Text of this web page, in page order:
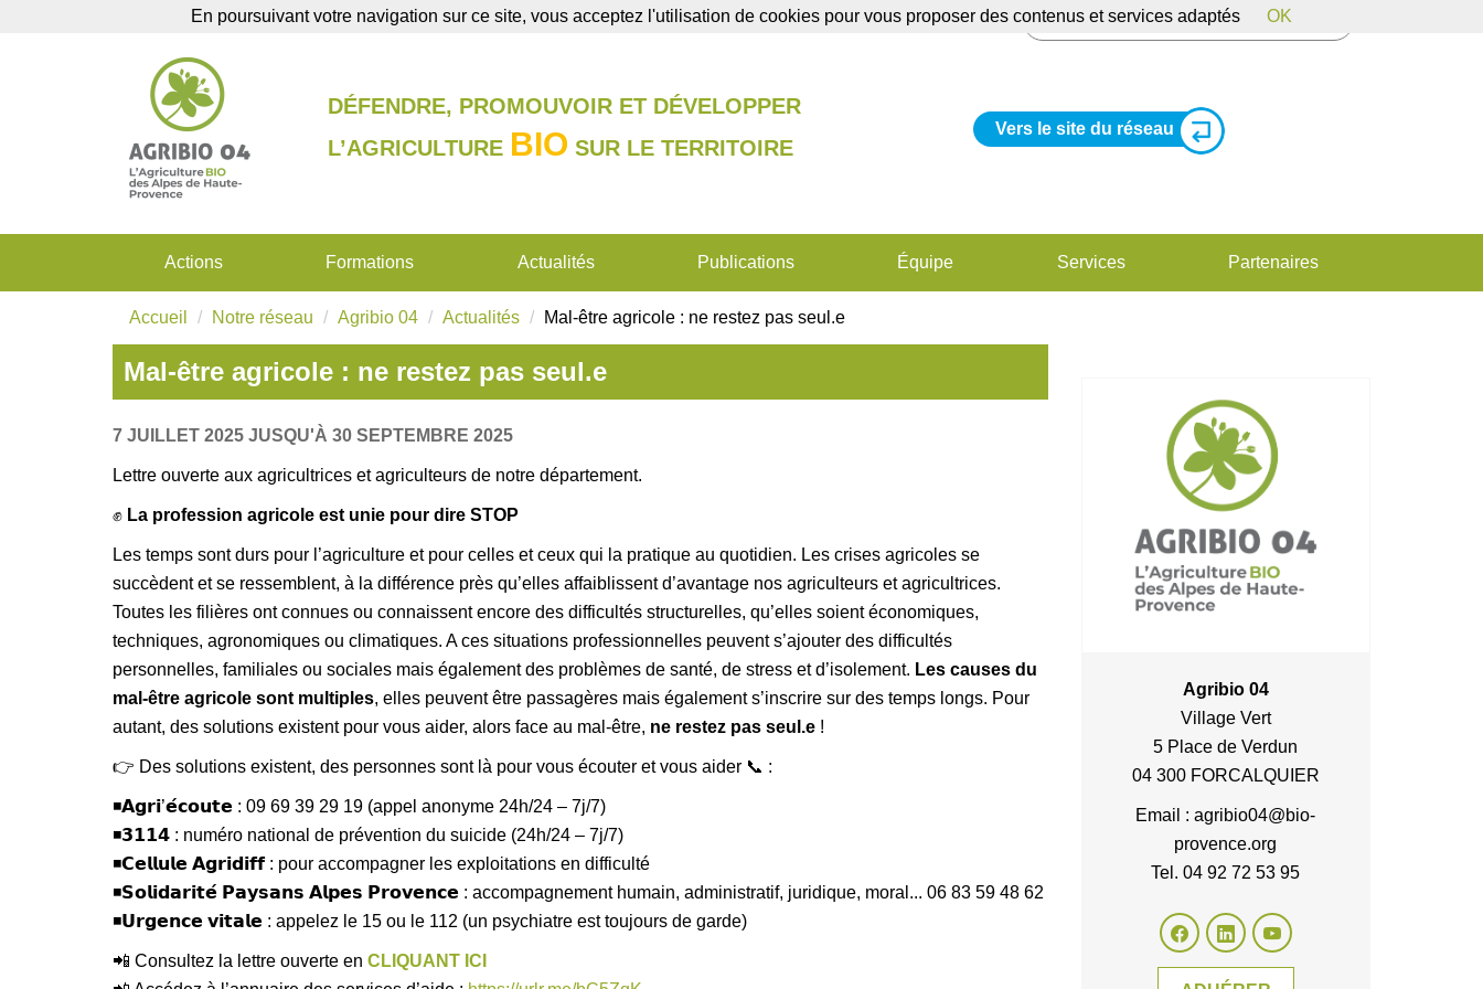
Agenda Annuaire Annonces Formations Publications
DÉFENDRE, PROMOUVOIR ET DÉVELOPPER
L’AGRICULTURE BIO SUR LE TERRITOIRE
Vers le site du réseau
Actions Formations Actualités Publications Équipe Services Partenaires
Accueil Notre réseau Agribio 04 Actualités Mal-être agricole : ne restez pas seul.e
Mal-être agricole : ne restez pas seul.e
7 JUILLET 2025 JUSQU'À 30 SEPTEMBRE 2025
Lettre ouverte aux agricultrices et agriculteurs de notre département.
✊ La profession agricole est unie pour dire STOP
Les temps sont durs pour l’agriculture et pour celles et ceux qui la pratique au quotidien. Les crises agricoles se
succèdent et se ressemblent, à la différence près qu’elles affaiblissent d’avantage nos agriculteurs et agricultrices.
Toutes les filières ont connues ou connaissent encore des difficultés structurelles, qu’elles soient économiques,
techniques, agronomiques ou climatiques. A ces situations professionnelles peuvent s’ajouter des difficultés
personnelles, familiales ou sociales mais également des problèmes de santé, de stress et d’isolement. Les causes du
mal-être agricole sont multiples, elles peuvent être passagères mais également s’inscrire sur des temps longs. Pour
autant, des solutions existent pour vous aider, alors face au mal-être, ne restez pas seul.e !
👉 Des solutions existent, des personnes sont là pour vous écouter et vous aider 📞 :
◾️𝗔𝗴𝗿𝗶’𝗲́𝗰𝗼𝘂𝘁𝗲 : 09 69 39 29 19 (appel anonyme 24h/24 – 7j/7)
◾𝟯𝟭𝟭𝟰 : numéro national de prévention du suicide (24h/24 – 7j/7)
◾️𝗖𝗲𝗹𝗹𝘂𝗹𝗲 𝗔𝗴𝗿𝗶𝗱𝗶𝗳𝗳 : pour accompagner les exploitations en difficulté
◾️𝗦𝗼𝗹𝗶𝗱𝗮𝗿𝗶𝘁𝗲́ 𝗣𝗮𝘆𝘀𝗮𝗻𝘀 𝗔𝗹𝗽𝗲𝘀 𝗣𝗿𝗼𝘃𝗲𝗻𝗰𝗲 : accompagnement humain, administratif, juridique, moral... 06 83 59 48 62
◾️𝗨𝗿𝗴𝗲𝗻𝗰𝗲 𝘃𝗶𝘁𝗮𝗹𝗲 : appelez le 15 ou le 112 (un psychiatre est toujours de garde)
📲 Consultez la lettre ouverte en CLIQUANT ICI
Agribio 04
Village Vert
5 Place de Verdun
04 300 FORCALQUIER
Email : agribio04@bio-
provence.org
Tel. 04 92 72 53 95
En poursuivant votre navigation sur ce site, vous acceptez l'utilisation de cookies pour vous proposer des contenus et services adaptés OK